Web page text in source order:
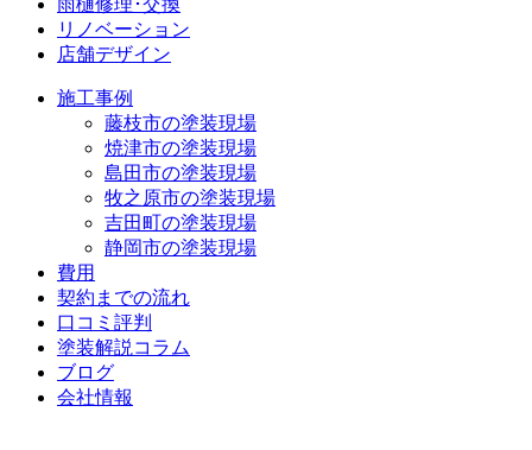
リノベーション
店舗デザイン
施工事例
藤枝市の塗装現場
焼津市の塗装現場
島田市の塗装現場
牧之原市の塗装現場
吉田町の塗装現場
静岡市の塗装現場
費用
契約までの流れ
口コミ評判
塗装解説コラム
ブログ
会社情報